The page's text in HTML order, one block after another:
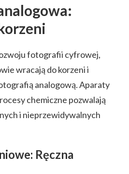
fotografii cyfrowej,
wracają do korzeni i
analogową. Aparaty
chemiczne pozwalają
i nieprzewidywalnych
Ręczna